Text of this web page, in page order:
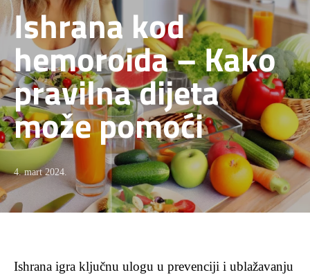
Ishrana kod
hemoroida – Kako
pravilna dijeta
može pomoći
4. mart 2024.
Ishrana igra ključnu ulogu u prevenciji i ublažavanju